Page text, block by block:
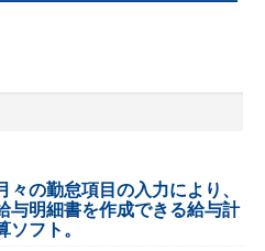
々の勤怠項目の入力により、
与明細書を作成できる給与計
ソフト。